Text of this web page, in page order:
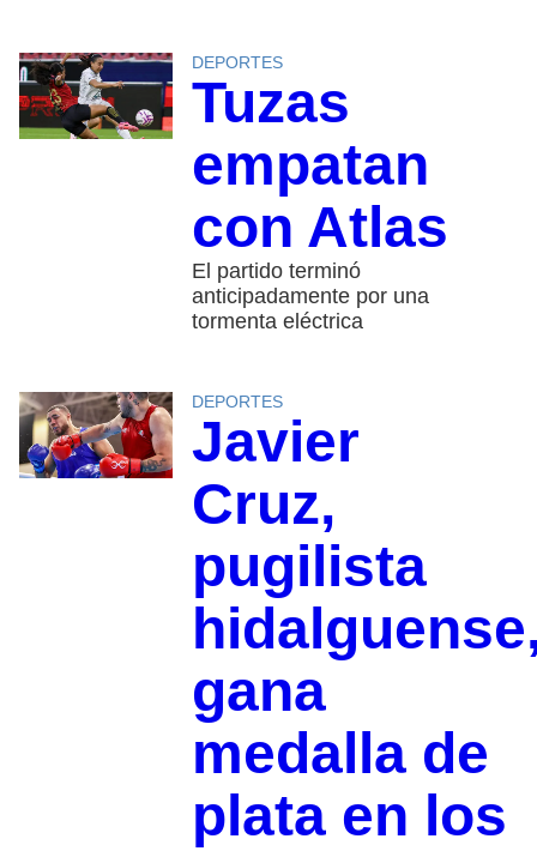
DEPORTES
Tuzas
empatan
con Atlas
El partido terminó
anticipadamente por una
tormenta eléctrica
DEPORTES
Javier
Cruz,
pugilista
gana
medalla de
plata en los